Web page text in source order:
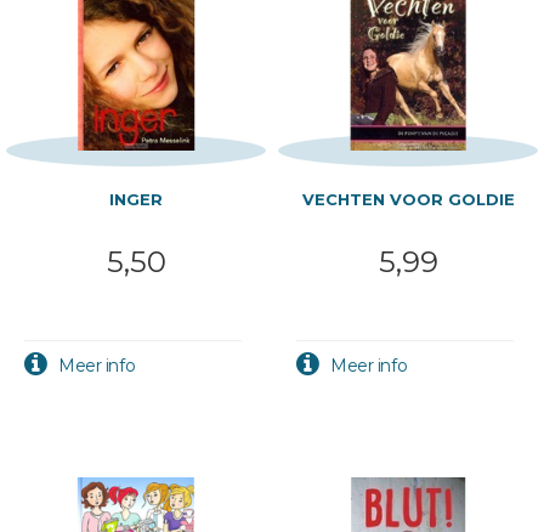
INGER
5,50
VECHTEN VOOR GOLDIE
5,99